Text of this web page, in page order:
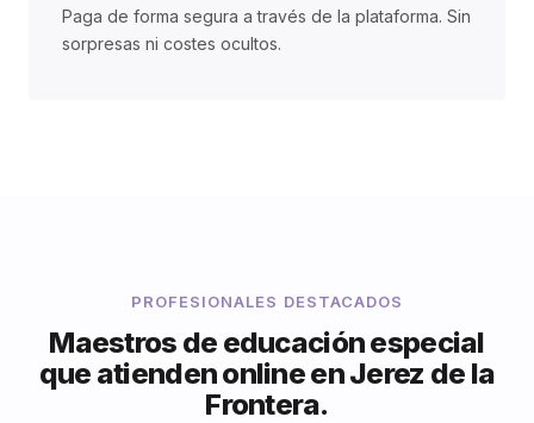
Paga de forma segura a través de la plataforma. Sin
sorpresas ni costes ocultos.
PROFESIONALES DESTACADOS
Maestros de educación especial
que atienden online en Jerez de la
Frontera.